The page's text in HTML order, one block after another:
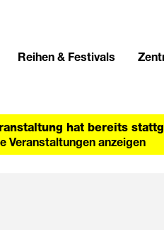
Reihen & Festivals
hat bereits
Veranstaltungen anzeigen